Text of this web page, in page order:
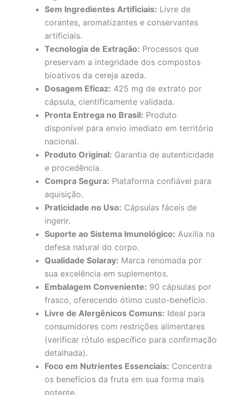
Sem Ingredientes Artificiais: Livre de
corantes, aromatizantes e conservantes
artificiais.
Tecnologia de Extração: Processos que
preservam a integridade dos compostos
bioativos da cereja azeda.
Dosagem Eficaz: 425 mg de extrato por
cápsula, cientificamente validada.
Pronta Entrega no Brasil: Produto
disponível para envio imediato em território
nacional.
Produto Original: Garantia de autenticidade
e procedência.
Compra Segura: Plataforma confiável para
aquisição.
Praticidade no Uso: Cápsulas fáceis de
ingerir.
Suporte ao Sistema Imunológico: Auxilia na
defesa natural do corpo.
Qualidade Solaray: Marca renomada por
sua excelência em suplementos.
Embalagem Conveniente: 90 cápsulas por
frasco, oferecendo ótimo custo-benefício.
Livre de Alergênicos Comuns: Ideal para
consumidores com restrições alimentares
(verificar rótulo específico para confirmação
detalhada).
Foco em Nutrientes Essenciais: Concentra
os benefícios da fruta em sua forma mais
potente.